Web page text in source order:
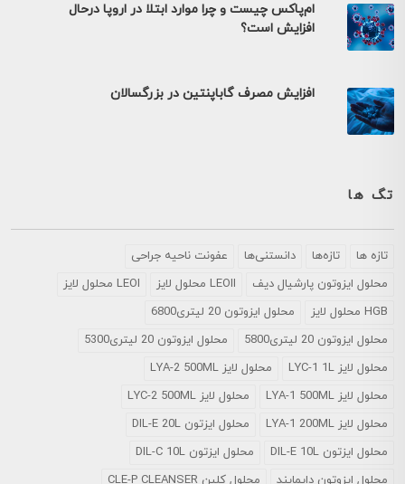
ام‌پاکس چیست و چرا موارد ابتلا در اروپا درحال
افزایش است؟
افزایش مصرف گاباپنتین در بزرگسالان
تگ ها
تازه ها تازه‌ها دانستنی‌ها
عفونت ناحیه جراحی
محلول ايزوتون پارشيال ديف
LEOII محلول لایز
LEOI محلول لایز
HGB محلول لایز
محلول ایزوتون 20 لیتری6800
محلول ایزوتون 20 لیتری5800
محلول ایزوتون 20 لیتری5300
محلول لایز LYC-1 1L
محلول لایز LYA-2 500ML
محلول لایز LYA-1 500ML
محلول لایز LYC-2 500ML
محلول لایز LYA-1 200ML
محلول ایزتون DIL-E 20L
محلول ایزتون DIL-E 10L
محلول ایزتون DIL-C 10L